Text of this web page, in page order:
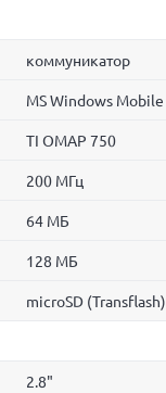
коммуникатор
MS Windows Mobile
TI OMAP 750
200 МГц
64 МБ
128 МБ
microSD (Transflash)
2.8"